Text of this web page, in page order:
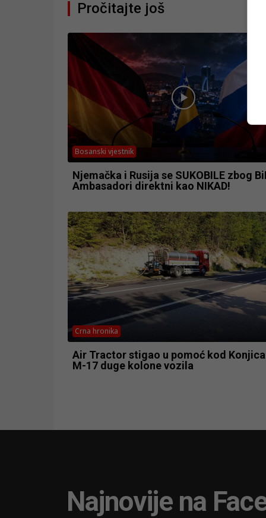
Pročitajte još
Bosanski vjestnik
Njemačka i Rusija se SUKOBILE zbog
Ambasadori direktni kao NIKAD!
Crna hronika
Air Tractor stigao u pomoć kod
M-17 duge kolone vozila
Najnovije na